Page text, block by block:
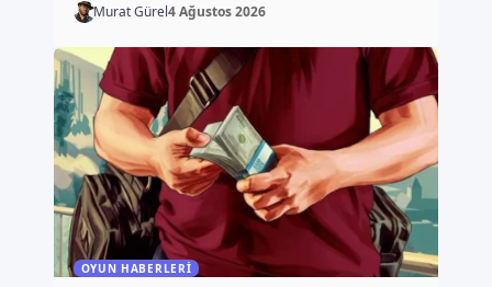
Murat Gürel4 Ağustos 2026
OYUN HABERLERI